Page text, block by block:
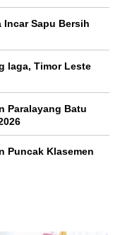
Incar Sapu Bersih
laga, Timor Leste
Paralayang Batu
Puncak Klasemen